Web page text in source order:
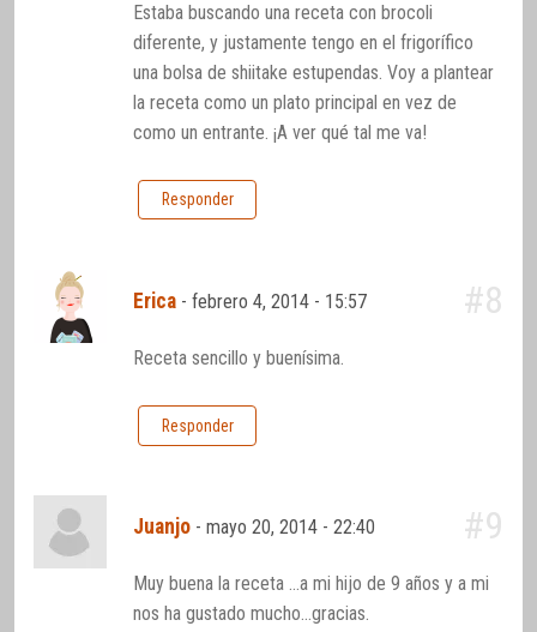
Estaba buscando una receta con brocoli
diferente, y justamente tengo en el frigorífico
una bolsa de shiitake estupendas. Voy a plantear
la receta como un plato principal en vez de
como un entrante. ¡A ver qué tal me va!
Responder
Erica -febrero 4, 2014 - 15:57 #8
Receta sencillo y buenísima.
Responder
Juanjo -mayo 20, 2014 - 22:40 #9
Muy buena la receta …a mi hijo de 9 años y a mi
nos ha gustado mucho…gracias.